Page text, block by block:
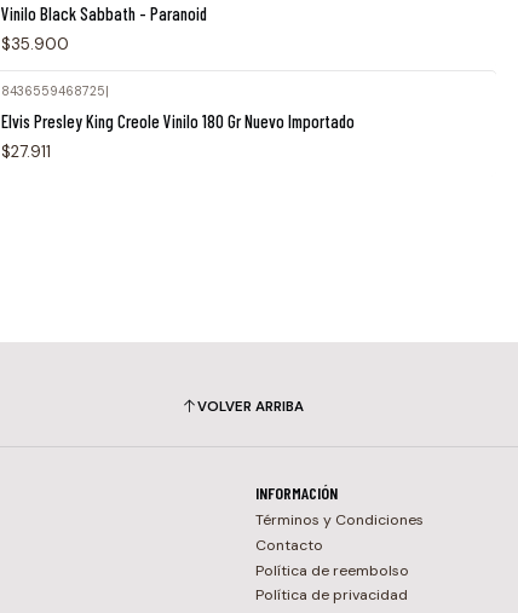
Vinilo Black Sabbath - Paranoid
$35.900
8436559468725|
Elvis Presley King Creole Vinilo 180 Gr Nuevo Importado
$27.911
VOLVER ARRIBA
INFORMACIÓN
Términos y Condiciones
Contacto
Política de reembolso
Política de privacidad